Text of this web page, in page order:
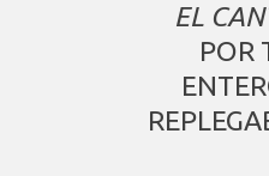
EL
POR